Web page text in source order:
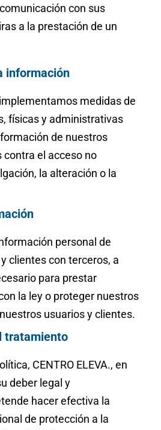
con sus
a la prestación de un
información
medidas de
físicas y administrativas
de nuestros
contra el acceso no
la alteración o la
personal de
clientes con terceros, a
para prestar
la ley o proteger nuestros
usuarios y clientes.
tratamiento
CENTRO ELEVA., en
deber legal y
hacer efectiva la
de protección a la